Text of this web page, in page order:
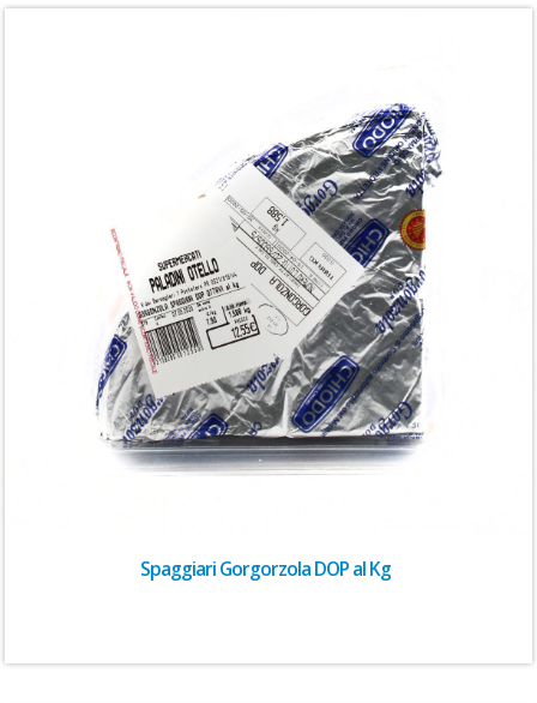
Spaggiari Gorgorzola DOP al Kg